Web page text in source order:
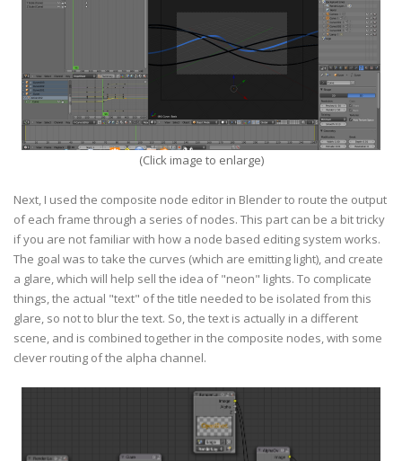
(Click image to enlarge)
Next, I used the composite node editor in Blender to route the output
of each frame through a series of nodes. This part can be a bit tricky
if you are not familiar with how a node based editing system works.
The goal was to take the curves (which are emitting light), and create
a glare, which will help sell the idea of "neon" lights. To complicate
things, the actual "text" of the title needed to be isolated from this
glare, so not to blur the text. So, the text is actually in a different
scene, and is combined together in the composite nodes, with some
clever routing of the alpha channel.